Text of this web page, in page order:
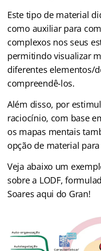
Este tipo de material
como auxiliar para
complexos nos seus
permitindo visualizar
diferentes elementos/
compreendê-los.
Além disso, por
raciocínio, com base
os mapas mentais
opção de material
Veja abaixo um
sobre a LODF,
Soares aqui do Gran!